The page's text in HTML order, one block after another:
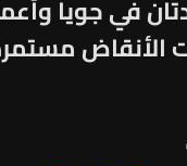
في جويا
الأنقاض